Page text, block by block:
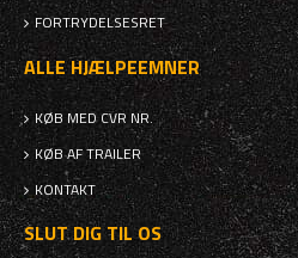
FORTRYDELSESRET
ALLE HJÆLPEEMNER
KØB MED CVR NR.
KØB AF TRAILER
KONTAKT
SLUT DIG TIL OS